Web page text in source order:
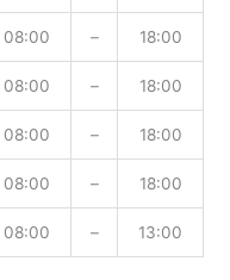
08:00 – 18:00
08:00 – 18:00
08:00 – 18:00
08:00 – 18:00
08:00 – 13:00